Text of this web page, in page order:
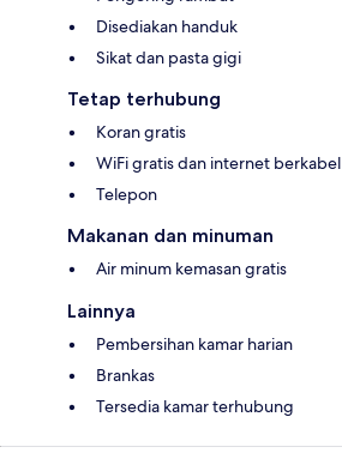
Disediakan handuk
Sikat dan pasta gigi
Tetap terhubung
Koran gratis
WiFi gratis dan internet berkabel
Telepon
Makanan dan minuman
Air minum kemasan gratis
Lainnya
Pembersihan kamar harian
Brankas
Tersedia kamar terhubung